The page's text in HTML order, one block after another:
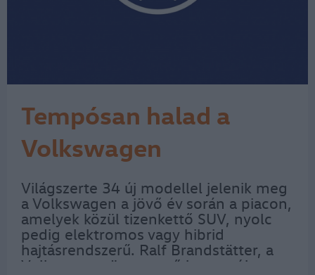
Tempósan halad a
Volkswagen
átalakulása
Világszerte 34 új modellel jelenik meg
a Volkswagen a jövő év során a piacon,
amelyek közül tizenkettő SUV, nyolc
pedig elektromos vagy hibrid
hajtásrendszerű. Ralf Brandstätter, a
Volkswagen ügyvezető igazgatója